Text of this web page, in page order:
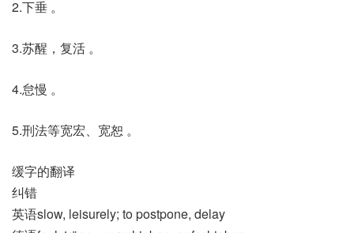
2.下垂 。
3.苏醒，复活 。
4.怠慢 。
5.刑法等宽宏、宽恕 。
缓字的翻译
纠错
英语slow, leisurely; to postpone, delay